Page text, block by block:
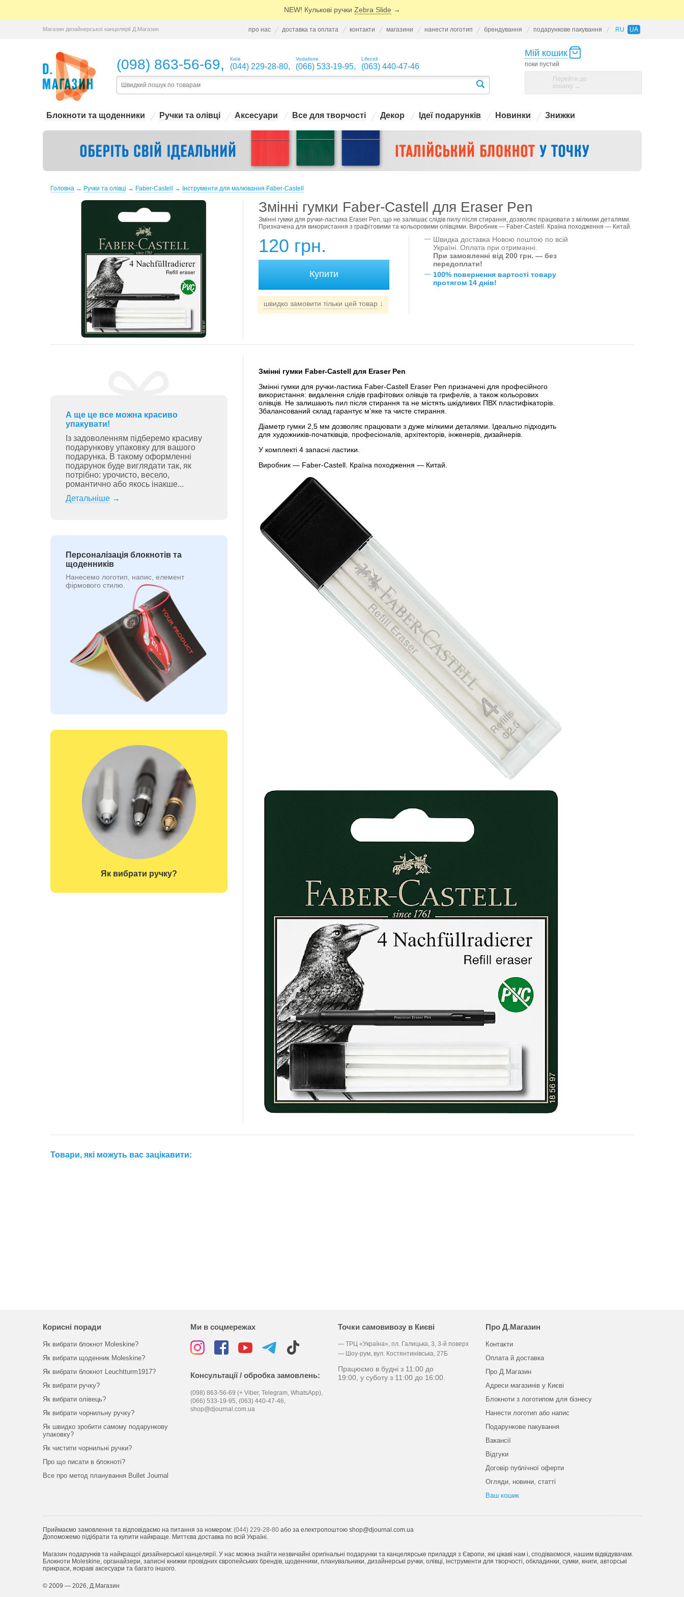
NEW! Кулькові ручки Zebra Slide →
Магазин дизайнерської канцелярії Д.Магазин про нас доставка та оплата контакти магазини нанести логотип брендування подарункове пакування RU UA
(098) 863-56-69, Київ
(044) 229-28-80,
Vodafone
(066) 533-19-95,
Lifecell
(063) 440-47-46
Мій кошик
поки пустий
Перейти до
кошику →
Блокноти та щоденники Ручки та олівці Аксесуари Все для творчості Декор Ідеї подарунків Новинки Знижки
Головна → Ручки та олівці → Faber-Castell → Інструменти для малювання Faber-Castell
Змінні гумки Faber-Castell для Eraser Pen
Змінні гумки для ручки-ластика Eraser Pen, що не залишає слідів пилу після стирання, дозволяє працювати з мілкими деталями.
Призначена для використання з графітовими та кольоровими олівцями. Виробник — Faber-Castell. Країна походження — Китай.
120 грн.
швидко замовити тільки цей товар↓
— Швидка доставка Новою поштою по всій
Україні. Оплата при отриманні.
При замовленні від 200 грн. — без
передоплати!
— 100% повернення вартості товару
протягом 14 днів!
А ще це все можна красиво
упакувати!
Із задоволенням підберемо красиву
подарункову упаковку для вашого
подарунка. В такому оформленні
подарунок буде виглядати так, як
потрібно: урочисто, весело,
романтично або якось інакше...
Детальніше→
Персоналізація блокнотів та
щоденників
Нанесемо логотип, напис, елемент
фірмового стилю.
Як вибрати ручку?
Змінні гумки Faber-Castell для Eraser Pen
Змінні гумки для ручки-ластика Faber-Castell Eraser Pen призначені для професійного
використання: видалення слідів графітових олівців та грифелів, а також кольорових
олівців. Не залишають пил після стирання та не містять шкідливих ПВХ пластифікаторів.
Збалансований склад гарантує мʼяке та чисте стирання.
Діаметр гумки 2,5 мм дозволяє працювати з дуже мілкими деталями. Ідеально підходить
для художників-початківців, професіоналів, архітекторів, інженерів, дизайнерів.
У комплекті 4 запасні ластики.
Виробник — Faber-Castell. Країна походження — Китай.
Товари, які можуть вас зацікавити:
Корисні поради
Як вибрати блокнот Moleskine?
Як вибрати щоденник Moleskine?
Як вибрати блокнот Leuchtturm1917?
Як вибрати ручку?
Як вибрати олівець?
Як вибрати чорнильну ручку?
Як швидко зробити самому подарункову
упаковку?
Як чистити чорнильні ручки?
Про що писати в блокноті?
Все про метод планування Bullet Journal
Ми в соцмережах
Консультації / обробка замовлень:
(098) 863-56-69 (+ Viber, Telegram, WhatsApp),
(066) 533-19-95, (063) 440-47-46,
shop@djournal.com.ua
Точки самовивозу в Києві
— ТРЦ «Україна», пл. Галицька, 3, 3-й поверх
— Шоу-рум, вул. Костянтинівська, 27Б
Працюємо в будні з 11:00 до
19:00, у суботу з 11:00 до 16:00.
Про Д.Магазин
Контакти
Оплата й доставка
Про Д.Магазин
Адреси магазинів у Києві
Блокноти з логотипом для бізнесу
Нанести логотип або напис
Подарункове пакування
Вакансії
Відгуки
Договір публічної оферти
Огляди, новини, статті
Ваш кошик
Приймаємо замовлення та відповідаємо на питання за номером: (044) 229-28-80або за електропоштою shop@djournal.com.ua
Допоможемо підібрати та купити найкраще. Миттєва доставка по всій Україні.
Магазин подарунків та найкращої дизайнерської канцелярії. У нас можна знайти незвичайні оригінальні подарунки та канцелярське приладдя з Європи, які цікаві нам і, сподіваємося, нашим відвідувачам.
Блокноти Moleskine, органайзери, записні книжки провідних європейських брендів, щоденники, планувальники, дизайнерські ручки, олівці, інструменти для творчості, обкладинки, сумки, книги, авторські
прикраси, яскраві аксесуари та багато іншого.
© 2009 — 2026, Д.Магазин